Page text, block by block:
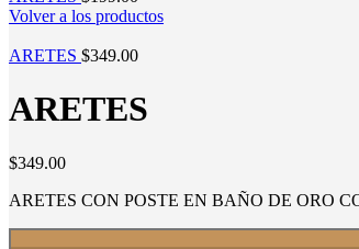
Volver a los productos
ARETES $349.00
ARETES
$349.00
ARETES CON POSTE EN BAÑO DE ORO